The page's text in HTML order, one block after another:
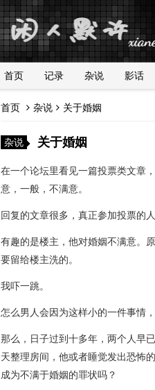
首页 记录 杂说 影话
首页 杂说 关于婚姻
杂说 关于婚姻
在一个论坛里看见一篇投票类文章
意，一般，不满意。
回复的文章很多，真正参加投票的人
有趣的是楼主，他对婚姻不满意。
要留给楼主洗的。
我吓一跳。
怎么男人会因为这样小的一件事情
那么，日子过到十多年，两个人早
天整理房间，他或者睡觉发出恐怖
成为不满于婚姻的罪状吗？